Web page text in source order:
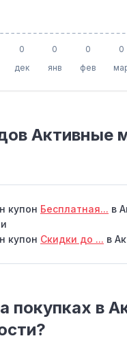
0
дек
0
янв
0
фев
0
Активные
купон Бесплатная... в
купон Скидки до ... в
покупках в